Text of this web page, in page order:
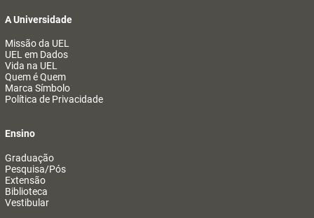
A Universidade
Missão da UEL
UEL em Dados
Vida na UEL
Quem é Quem
Marca Símbolo
Política de Privacidade
Ensino
Graduação
Pesquisa/Pós
Extensão
Biblioteca
Vestibular